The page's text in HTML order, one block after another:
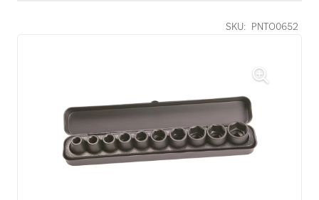
SKU: PNTO0652